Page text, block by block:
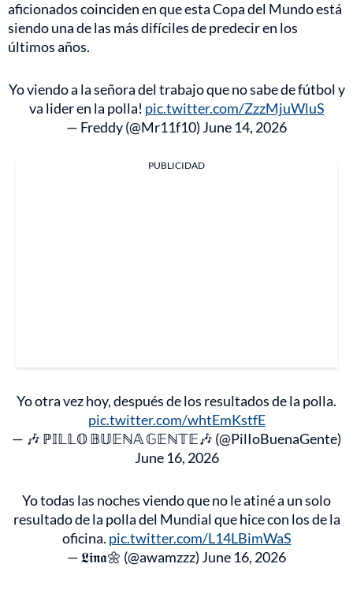
aficionados coinciden en que esta Copa del Mundo está
siendo una de las más difíciles de predecir en los
últimos años.
Yo viendo a la señora del trabajo que no sabe de fútbol y
va lider en la polla! pic.twitter.com/ZzzMjuWluS
— Freddy (@Mr11f10) June 14, 2026
PUBLICIDAD
Yo otra vez hoy, después de los resultados de la polla.
pic.twitter.com/whtEmKstfE
— 🎶 ℙ𝕀𝕃𝕃𝕆 𝔹𝕌𝔼ℕ𝔸 𝔾𝔼ℕ𝕋𝔼🎶 (@PilIoBuenaGente)
June 16, 2026
Yo todas las noches viendo que no le atiné a un solo
resultado de la polla del Mundial que hice con los de la
oficina. pic.twitter.com/L14LBimWaS
— 𝕷𝖎𝖓𝖆🌼 (@awamzzz) June 16, 2026